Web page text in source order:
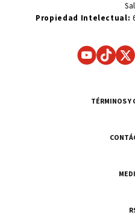
Propiedad Intelectual:
TÉRMINOS Y